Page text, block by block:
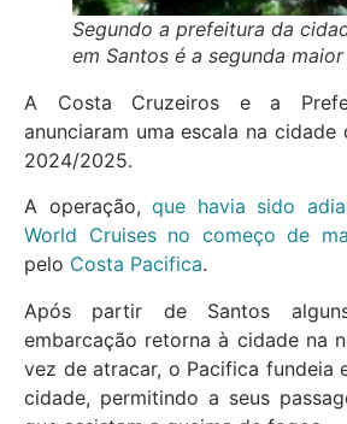
Segundo a prefeitura da
em Santos é a segunda
A Costa Cruzeiros e a
anunciaram uma escala na
2024/2025.
A operação, que havia sido
World Cruises no começo de
pelo Costa Pacifica.
Após partir de Santos
embarcação retorna à cidade na
vez de atracar, o Pacifica fundeia
cidade, permitindo a seus